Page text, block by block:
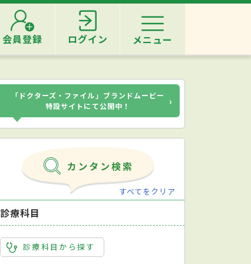
会員登録 ログイン メニュー
「ドクターズ・ファイル」ブランドムービー
特設サイトにて公開中！
›
すべてをクリア
診療科目
診療科目から探す